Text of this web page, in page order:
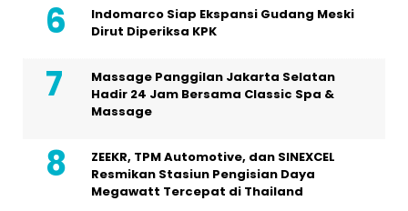
Indomarco Siap Ekspansi Gudang Meski
Dirut Diperiksa KPK
Massage Panggilan Jakarta Selatan
Hadir 24 Jam Bersama Classic Spa &
Massage
ZEEKR, TPM Automotive, dan SINEXCEL
Resmikan Stasiun Pengisian Daya
Megawatt Tercepat di Thailand